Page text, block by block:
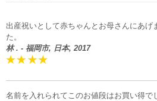
出産祝いとして赤ちゃんとお母さんにあげ
た。
林 . - 福岡市, 日本, 2017
名前を入れられてこのお値段はお買い得で